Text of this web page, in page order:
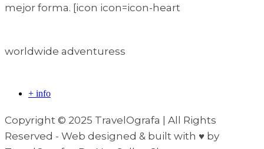
mejor forma. [icon icon=icon-heart
worldwide adventuress
+ info
Copyright © 2025 TravelOgrafa | All Rights
Reserved - Web designed & built with ♥ by